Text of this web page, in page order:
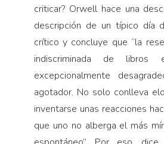
criticar? Orwell hace una
descripción de un típico día
crítico y concluye que “la
indiscriminada de libros
excepcionalmente
agotador. No solo conlleva
inventarse unas reacciones
que uno no alberga el más